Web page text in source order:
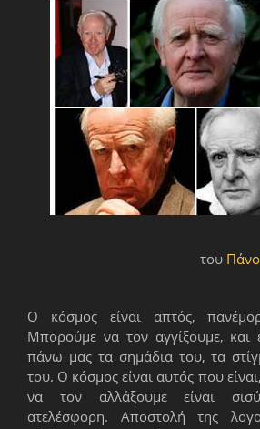
του
Ο κόσμος είναι απτός,
Μπορούμε να τον αγγίξουμε, και
πάνω μας τα σημάδια του, τα
του. Ο κόσμος είναι αυτός που
να τον αλλάξουμε είναι
ατελέσφορη. Αποστολή της